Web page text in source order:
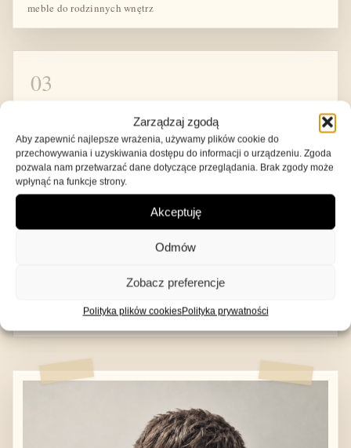
Zarządzaj zgodą
Aby zapewnić najlepsze wrażenia, używamy plików cookie do
przechowywania i uzyskiwania dostępu do informacji o urządzeniu. Zgoda
pozwala nam przetwarzać dane dotyczące przeglądania. Brak zgody może
wpłynąć na funkcje strony.
Akceptuję
Odmów
Zobacz preferencje
Polityka plików cookiesPolityka prywatności
meble do rodzinnych wnętrz
03
Tkaniny, kolory i spokojny wybór
Dużą wagę przykładamy do wyboru tkanin, kolorów
i wykończeń. Wiemy, że zakup mebla online może
produkty jasno, pokazywać ich najważniejsze cechy
i pomagać klientom w podjęciu dobrej decyzji.
sprawdzić kolor w domowym świetle i spokojnie
wybrać najlepszy wariant.